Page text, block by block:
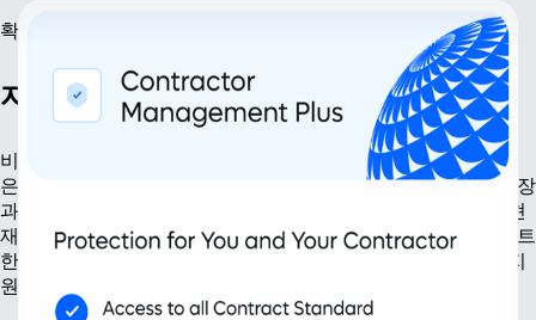
확장
자신 있는 확장
비즈니스 성장에 필요한 모든 준비를 갖추세요. Remote 솔루션
은 신규 법인 설립부터 지식재산 관리에 이르기까지 기업의 확장
과정을 간소화합니다. 계약자 관리 및 지속적인 규정 준수 등 현
재와 미래의 요구를 모두 충족하도록 설계된 도구를 통해 스마트
한 조직 성장을 이룰 수 있습니다. 변화하는 비즈니스 환경을 지
원하는 확장성을 구현하고 지속 가능한 성공을 실현하세요.